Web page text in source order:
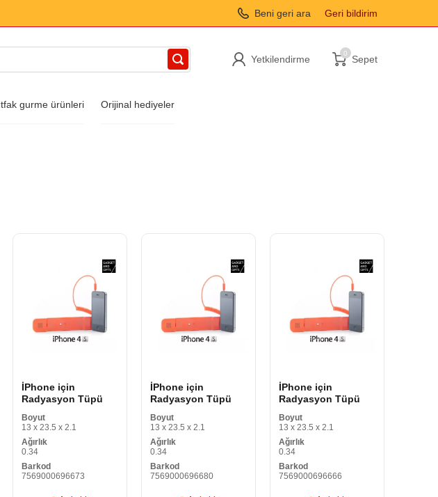
Beni geri ara Geri bildirim
Yetkilendirme
0
Sepet
gurme ürünleri Orijinal hediyeler
İPhone için
Radyasyon Tüpü
Boyut
13 x 23.5 x 2.1
Ağırlık
0.34
Barkod
7569000696673
İPhone için
Radyasyon Tüpü
Boyut
13 x 23.5 x 2.1
Ağırlık
0.34
Barkod
7569000696680
İPhone için
Radyasyon Tüpü
Boyut
13 x 23.5 x 2.1
Ağırlık
0.34
Barkod
7569000696666